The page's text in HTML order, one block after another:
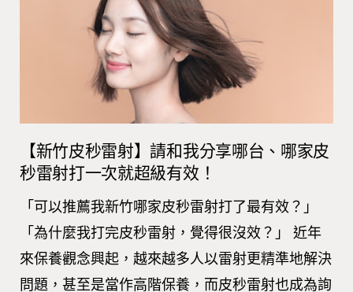
【新竹皮秒雷射】請和我分享哪台、哪家皮
秒雷射打一次就超級有效！
「可以推薦我新竹哪家皮秒雷射打了最有效？」
「為什麼我打完皮秒雷射，覺得很沒效？」 近年
來保養觀念興起，越來越多人以雷射更精準地解決
問題，甚至是當作高階保養，而皮秒雷射也成為詢